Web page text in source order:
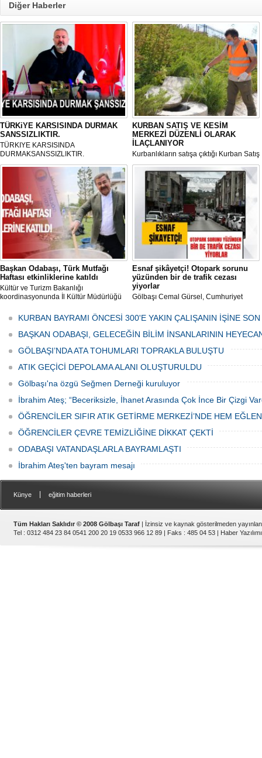
Diğer Haberler
TÜRKiYE KARSISINDA DURMAK
SANSSIZLIKTIR.
TÜRKIYE KARSISINDA
DURMAKSANSSIZLIKTIR.
KURBAN SATIŞ VE KESİM
MERKEZİ DÜZENLİ OLARAK
İLAÇLANIYOR
Kurbanlıkların satışa çıktığı Kurban Satış
ve Kesim Merkezi, haşere ve
mikropların önüne geçilmesi amacıyla
her gün Gölbaşı Belediyesi ekipleri
tarafından düzenli olarak ilaçlanıyor.
Başkan Odabaşı, Türk Mutfağı
Haftası etkinliklerine katıldı
Kültür ve Turizm Bakanlığı
koordinasyonunda İl Kültür Müdürlüğü
Haftası" etkinlikleri Ankara'da devam
ediyor.
Esnaf şikâyetçi! Otopark sorunu
yüzünden bir de trafik cezası
yiyorlar
Gölbaşı Cemal Gürsel, Cumhuriyet
bulunan esnaf ve alışverişe gelen
vatandaşlar park cezaları yüzünden
canından bezdi.
KURBAN BAYRAMI ÖNCESİ 300'E YAKIN ÇALIŞANIN İŞİNE
BAŞKAN ODABAŞI, GELECEĞİN BİLİM İNSANLARININ
GÖLBAŞI’NDA ATA TOHUMLARI TOPRAKLA BULUŞTU
ATIK GEÇİCİ DEPOLAMA ALANI OLUŞTURULDU
Gölbaşı'na özgü Seğmen Derneği kuruluyor
İbrahim Ateş; “Beceriksizle, İhanet Arasında Çok İnce Bir Çizgi
ÖĞRENCİLER SIFIR ATIK GETİRME MERKEZİ’NDE HEM
ÖĞRENCİLER ÇEVRE TEMİZLİĞİNE DİKKAT ÇEKTİ
ODABAŞI VATANDAŞLARLA BAYRAMLAŞTI
İbrahim Ateş'ten bayram mesajı
Künye eğitim haberleri
Tüm Hakları Saklıdır © 2008 Gölbaşı Taraf | İzinsiz ve kaynak gösterilmeden
Tel : 0312 484 23 84 0541 200 20 19 0533 966 12 89 | Faks : 485 04 53 | Haber Yazılımı